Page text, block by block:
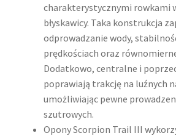
charakterystycznymi rowkami
błyskawicy. Taka konstrukcja
odprowadzanie wody,
prędkościach oraz
Dodatkowo, centralne i
poprawiają trakcję na luźnych
umożliwiając pewne
szutrowych.
Opony Scorpion Trail III